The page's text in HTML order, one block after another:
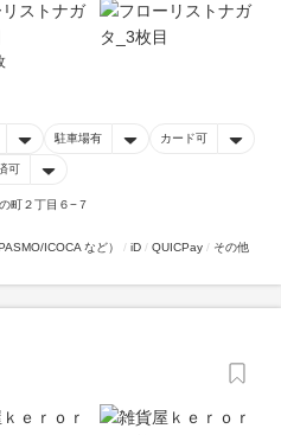
駐車場有 カード可
可
町２丁目６−７
ICOCA など） iD QUICPay その他